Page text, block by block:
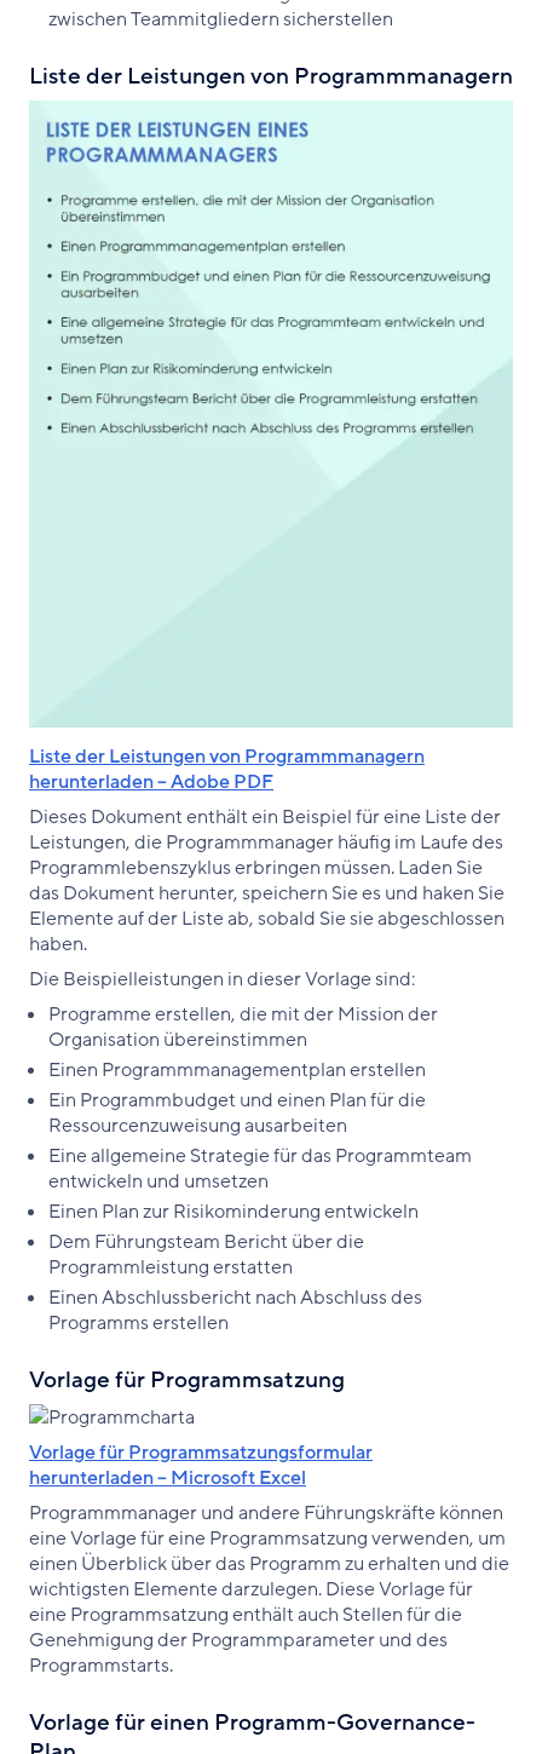
zwischen Teammitgliedern sicherstellen
Liste der Leistungen von Programmmanagern
Liste der Leistungen von Programmmanagern
herunterladen – Adobe PDF
Dieses Dokument enthält ein Beispiel für eine Liste der
Leistungen, die Programmmanager häufig im Laufe des
Programmlebenszyklus erbringen müssen. Laden Sie
das Dokument herunter, speichern Sie es und haken Sie
Elemente auf der Liste ab, sobald Sie sie abgeschlossen
haben.
Die Beispielleistungen in dieser Vorlage sind:
Programme erstellen, die mit der Mission der
Organisation übereinstimmen
Einen Programmmanagementplan erstellen
Ein Programmbudget und einen Plan für die
Ressourcenzuweisung ausarbeiten
Eine allgemeine Strategie für das Programmteam
entwickeln und umsetzen
Einen Plan zur Risikominderung entwickeln
Dem Führungsteam Bericht über die
Programmleistung erstatten
Einen Abschlussbericht nach Abschluss des
Programms erstellen
Vorlage für Programmsatzung
Vorlage für Programmsatzungsformular
herunterladen – Microsoft Excel
Programmmanager und andere Führungskräfte können
eine Vorlage für eine Programmsatzung verwenden, um
einen Überblick über das Programm zu erhalten und die
wichtigsten Elemente darzulegen. Diese Vorlage für
eine Programmsatzung enthält auch Stellen für die
Genehmigung der Programmparameter und des
Programmstarts.
Vorlage für einen Programm-Governance-